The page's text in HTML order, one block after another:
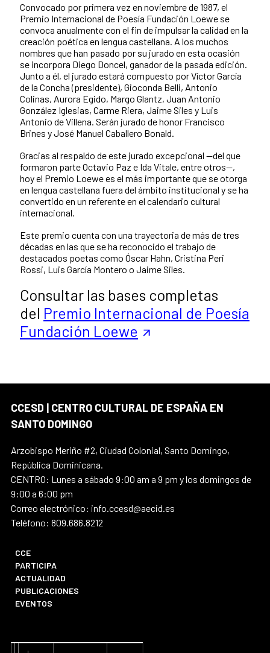
Convocado por primera vez en noviembre de 1987, el
Premio Internacional de Poesía Fundación Loewe se
convoca anualmente con el fin de impulsar la calidad en la
creación poética en lengua castellana. A los muchos
nombres que han pasado por su jurado en esta ocasión
se incorpora Diego Doncel, ganador de la pasada edición.
Junto a él, el jurado estará compuesto por Víctor García
de la Concha (presidente), Gioconda Belli, Antonio
Colinas, Aurora Egido, Margo Glantz, Juan Antonio
González Iglesias, Carme Riera, Jaime Siles y Luis
Antonio de Villena. Serán jurado de honor Francisco
Brines y José Manuel Caballero Bonald.
Gracias al respaldo de este jurado excepcional —del que
formaron parte Octavio Paz e Ida Vitale, entre otros—,
hoy el Premio Loewe es el más importante que se otorga
en lengua castellana fuera del ámbito institucional y se ha
convertido en un referente en el calendario cultural
internacional.
Este premio cuenta con una trayectoria de más de tres
décadas en las que se ha reconocido el trabajo de
destacados poetas como Óscar Hahn, Cristina Peri
Rossi, Luis García Montero o Jaime Siles.
Consultar las bases completas
del Premio Internacional de Poesía
Fundación Loewe
CCESD | CENTRO CULTURAL DE ESPAÑA EN
SANTO DOMINGO
Arzobispo Meriño #2, Ciudad Colonial, Santo Domingo,
República Dominicana.
CENTRO: Lunes a sábado 9:00 am a 9 pm y los domingos de
9:00 a 6:00 pm
Correo electrónico: info.ccesd@aecid.es
Teléfono: 809.686.8212
CCE
PARTICIPA
ACTUALIDAD
PUBLICACIONES
EVENTOS